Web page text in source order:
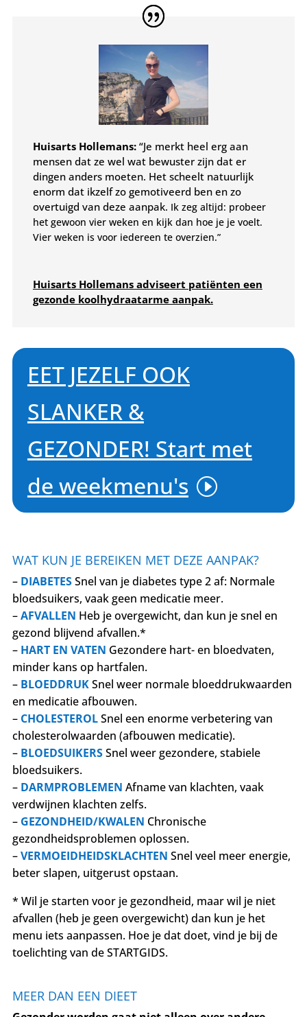
Huisarts Hollemans:“Je merkt heel erg aan
mensen dat ze wel wat bewuster zijn dat er
dingen anders moeten. Het scheelt natuurlijk
enorm dat ikzelf zo gemotiveerd ben en zo
overtuigd van deze aanpak. Ik zeg altijd: probeer
het gewoon vier weken en kijk dan hoe je je voelt.
Vier weken is voor iedereen te overzien.”
Huisarts Hollemans adviseert patiënten een
gezonde koolhydraatarme aanpak.
EET JEZELF OOK
SLANKER &
GEZONDER! Start met
de weekmenu's
WAT KUN JE BEREIKEN MET DEZE AANPAK?
– DIABETESSnel van je diabetes type 2 af: Normale
bloedsuikers, vaak geen medicatie meer.
–AFVALLEN Heb je overgewicht, dan kun je snel en
gezond blijvend afvallen.*
– HART EN VATEN Gezondere hart- en bloedvaten,
minder kans op hartfalen.
– BLOEDDRUKSnel weer normale bloeddrukwaarden
en medicatie afbouwen.
– CHOLESTEROLSnel een enorme verbetering van
cholesterolwaarden (afbouwen medicatie).
– BLOEDSUIKERSSnel weer gezondere, stabiele
bloedsuikers.
– DARMPROBLEMEN Afname van klachten, vaak
verdwijnen klachten zelfs.
– GEZONDHEID/KWALEN Chronische
gezondheidsproblemen oplossen.
–VERMOEIDHEIDSKLACHTEN Snel veel meer energie,
beter slapen, uitgerust opstaan.
* Wil je starten voor je gezondheid, maar wil je niet
afvallen (heb je geen overgewicht) dan kun je het
menu iets aanpassen. Hoe je dat doet, vind je bij de
toelichting van de STARTGIDS.
MEER DAN EEN DIEET